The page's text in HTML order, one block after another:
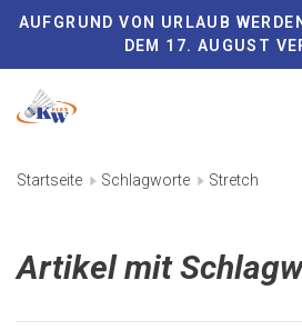
AUFGRUND VON URLAUB
DEM 17. AUGUST
Startseite Schlagworte Stretch
Artikel mit